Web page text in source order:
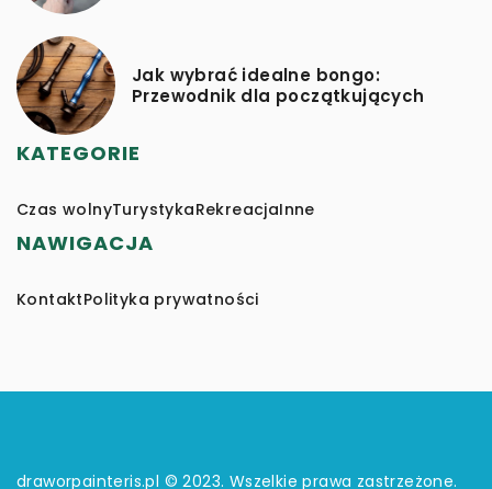
Jak wybrać idealne bongo:
Przewodnik dla początkujących
KATEGORIE
Czas wolnyTurystykaRekreacjaInne
NAWIGACJA
KontaktPolityka prywatności
draworpainteris.pl © 2023. Wszelkie prawa zastrzeżone.